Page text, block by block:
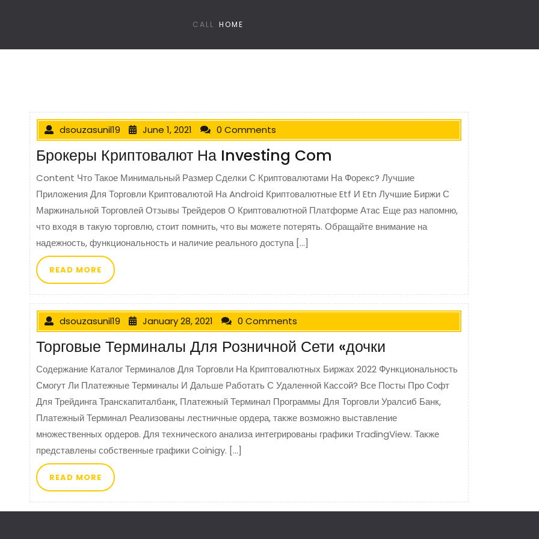
CALL HOME
dsouzasunil19 June 1, 2021 0 Comments
Брокеры Криптовалют На Investing Com
Content Что Такое Минимальный Размер Сделки С Криптовалютами На Форекс? Лучшие
Приложения Для Торговли Криптовалютой На Android Криптовалютные Etf И Etn Лучшие Биржи С
Маржинальной Торговлей Отзывы Трейдеров О Криптовалютной Платформе Атас Еще раз напомню,
что входя в такую торговлю, стоит помнить, что вы можете потерять. Обращайте внимание на
надежность, функциональность и наличие реального доступа […]
READ MORE
dsouzasunil19 January 28, 2021 0 Comments
Торговые Терминалы Для Розничной Сети «дочки
Содержание Каталог Терминалов Для Торговли На Криптовалютных Биржах 2022 Функциональность
Смогут Ли Платежные Терминалы И Дальше Работать С Удаленной Кассой? Все Посты Про Софт
Для Трейдинга Транскапиталбанк, Платежный Терминал Программы Для Торговли Уралсиб Банк,
Платежный Терминал Реализованы лестничные ордера, также возможно выставление
множественных ордеров. Для технического анализа интегрированы графики TradingView. Также
представлены собственные графики Coinigy. […]
READ MORE